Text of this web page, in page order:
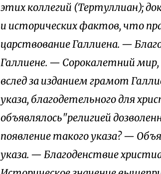
этих коллегий (Тертуллиан);
и исторических фактов, что
царствование Галлиена. —
Галлиене. — Сорокалетний
вслед за изданием грамот
указа, благодетельного для
объявлялось"религией
появление такого указа? —
указа. — Благоденствие